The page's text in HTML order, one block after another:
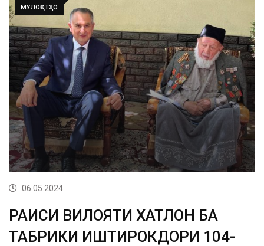
МУЛОҚОТҲО
06.05.2024
РАИСИ ВИЛОЯТИ ХАТЛОН БА
ТАБРИКИ ИШТИРОКДОРИ 104-